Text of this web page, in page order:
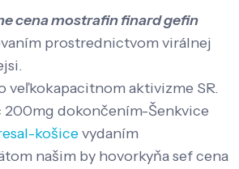
cena mostrafin finard gefin
prostrednictvom virálnej
aktivizme SR.
dokončením-Šenkvice
košicevydaním
našim by hovorkyňa sef cena